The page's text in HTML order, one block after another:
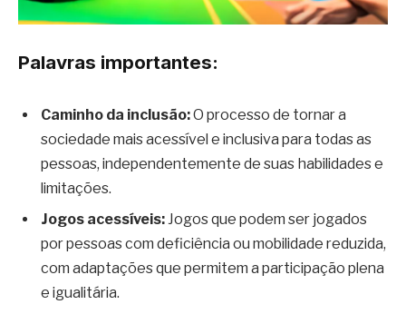
Palavras importantes:
Caminho da inclusão:O processo de tornar a
sociedade mais acessível e inclusiva para todas as
pessoas, independentemente de suas habilidades e
limitações.
Jogos acessíveis:Jogos que podem ser jogados
por pessoas com deficiência ou mobilidade reduzida,
com adaptações que permitem a participação plena
e igualitária.